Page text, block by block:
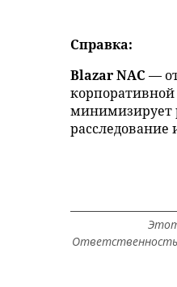
Справка:
Blazar NAC —
минимизирует
расследование
Ответственность